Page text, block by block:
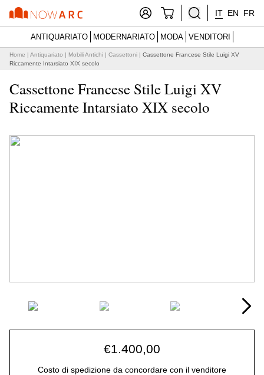
IT EN FR
ANTIQUARIATO MODERNARIATO MODA VENDITORI
Home | Antiquariato | Mobili Antichi | Cassettoni | Cassettone Francese Stile Luigi XV
Riccamente Intarsiato XIX secolo
Cassettone Francese Stile Luigi XV
Riccamente Intarsiato XIX secolo
€1.400,00
Costo di spedizione da concordare con il venditore